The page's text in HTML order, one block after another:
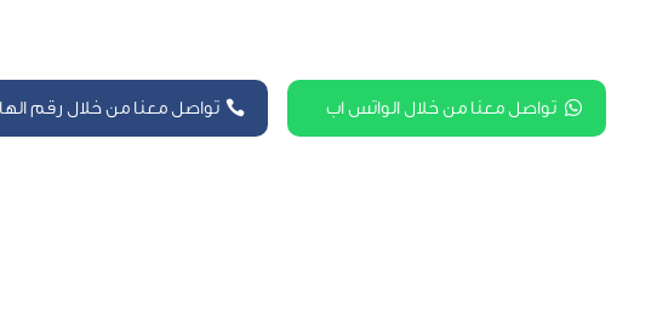
تواصل معنا من خلال الواتس اب تواصل معنا من خلال رقم